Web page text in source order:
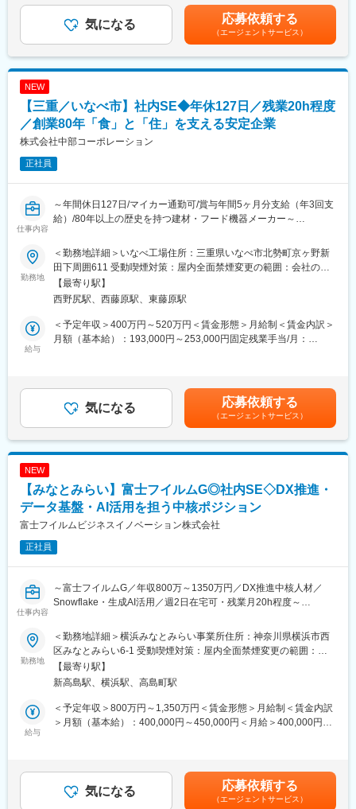
変更の範囲：会社の定める業務
◆主な業務内容
利用部門とともにデジタルビジネス戦略の企画構想推進に向け
て、システム企画・導入するシステム部門のリーダーとして活動
ドサービス・コールセンター）部門における「デジタルビジネス
戦略」検討に、情報システム部門として参画
・上記部門における「デジタルビジネス戦略を実現するためのIT
施策」検討に、IT部門として参画（デジタルビジネス戦略と連携
ー、実現手段となるソリューションの評価・選定・導入）
対象：契約管理（契約、発注、請求）／コールセンター（CTI・
ドサービス（サービスリクエスト・ディスパッチ・保守実績管理
など）
・導入委託先であるソリューションベンダーのマネジメント
◆ご入社いただく方に実施いただきたい具体的業務
キヤノン製品の保守契約管理、SaaS型サービス(従量課金)・継続
契約型商材の管理、アフターサポート(フィールドサービス・コー
入計画立案・推進をしていただきたいです。
変更の範囲：会社の定める業務
目安の金額であり、選考を通じて上下する可能性があります。月
給(月額)は固定手当を含めた表記です。
気になる 応募依頼する
（エージェントサービス）
NEW
【三重／いなべ市】社内SE◆年休127日／残業20h程度
／創業80年「食」と「住」を支える安定企業
株式会社中部コーポレーション
正社員
仕事内容
～年間休日127日/マイカー通勤可/賞与年間5ヶ月分支給（年3回支
給）/80年以上の歴史を持つ建材・フード機器メーカー～
マンホールをはじめとする鋳物製品と、建築／設備／土木／公園
用器材、製氷機をはじめとするフード機器の開発・設計・製造を
行う当社にて、社内SE業務をお願いします。
■仕事内容：
社内SEとして下記の内容をお任せします。
・業務システムの企画、導入、運用保守
・情報インフラの管理
いなべ工場での新規部署設立のための採用です。
■当社について：
えできる体制を整えております。
・業務用厨房機器の氷削機は世界トップシェアを誇り、安定的な
収益がございます。
・海外向け製品の受注が好調となっており、全社として次世代を
■製造製品（一部）：
-建材事業部-
物・消火器ボックス・FRPグレーチング・エキスパンションジョ
イント・フロアーハッチ・マンホールカバー・バルブボックス・
鋳鉄製格子蓋・排水トラップ・排水金具・グリーストラップ
下水道用鉄蓋・化粧鉄蓋・カラー舗装用溝蓋・スチールグレーチ
ング・ダクタイルグレーチング・天然石充填グレーチング・車止
め・ツリーフレンド
-フード機器-
変更の範囲：会社の定める業務
勤務地
＜勤務地詳細＞いなべ工場住所：三重県いなべ市北勢町京ヶ野新
田下周囲611 受動喫煙対策：屋内全面禁煙変更の範囲：会社の定
める事業所
【最寄り駅】
西野尻駅、西藤原駅、東藤原駅
給与
＜予定年収＞400万円～520万円＜賃金形態＞月給制＜賃金内訳＞
月額（基本給）：193,000円～253,000円固定残業手当/月：
給：有・昇給金額／昇給率：1.00％～3.00％（前年度実績）■賞
与：有・年3回（計5.0ヶ月分（前年度実績））賃金はあくまでも
目安の金額であり、選考を通じて上下する可能性があります。月
給(月額)は固定手当を含めた表記です。
気になる 応募依頼する
（エージェントサービス）
NEW
【みなとみらい】富士フイルムG◎社内SE◇DX推進・
データ基盤・AI活用を担う中核ポジション
富士フイルムビジネスイノベーション株式会社
正社員
仕事内容
～富士フイルムG／年収800万～1350万円／DX推進中核人材／
Snowflake・生成AI活用／週2日在宅可・残業月20h程度～
■募集概要：
グローバルサプライチェーンマネジメント（GSCM）部にて、部
内で管轄となる需給関連システム及び紐づくデータ基盤構築業
務、DX推進業務に従事頂きます。
■業務詳細：
今回配属のチームでは以下のような業務に対応しており、候補者
のご経験・ご志向に合わせて業務設定致します。
画立案・実行
－社内関係部門（情報システム部門及び事業部門）と連携
－対応システムの運用保守 他
勤務地
＜勤務地詳細＞横浜みなとみらい事業所住所：神奈川県横浜市西
区みなとみらい6-1 受動喫煙対策：屋内全面禁煙変更の範囲：会
社の定める事業所
【最寄り駅】
新高島駅、横浜駅、高島町駅
給与
＜予定年収＞800万円～1,350万円＜賃金形態＞月給制＜賃金内訳
＞月額（基本給）：400,000円～450,000円＜月給＞400,000円～
金額であり、選考を通じて上下する可能性があります。月給(月額)
は固定手当を含めた表記です。
気になる 応募依頼する
（エージェントサービス）